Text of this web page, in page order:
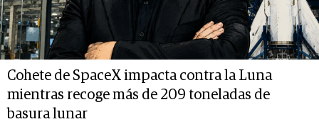
Cohete de SpaceX impacta contra la Luna
mientras recoge más de 209 toneladas de
basura lunar